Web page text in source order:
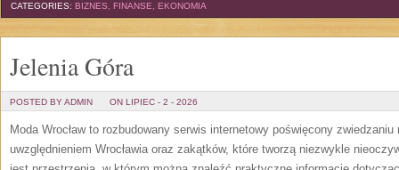
CATEGORIES: BIZNES, FINANSE, EKONOMIA
Jelenia Góra
POSTED BY ADMIN ON LIPIEC - 2 - 2026
Moda Wrocław to rozbudowany serwis internetowy poświęcony
uwzględnieniem Wrocławia oraz zakątków, które tworzą niezwykle